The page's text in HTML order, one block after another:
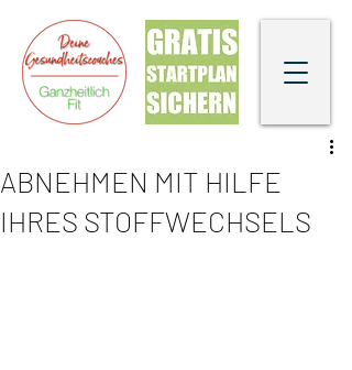
ABNEHMEN MIT HILFE
IHRES STOFFWECHSELS